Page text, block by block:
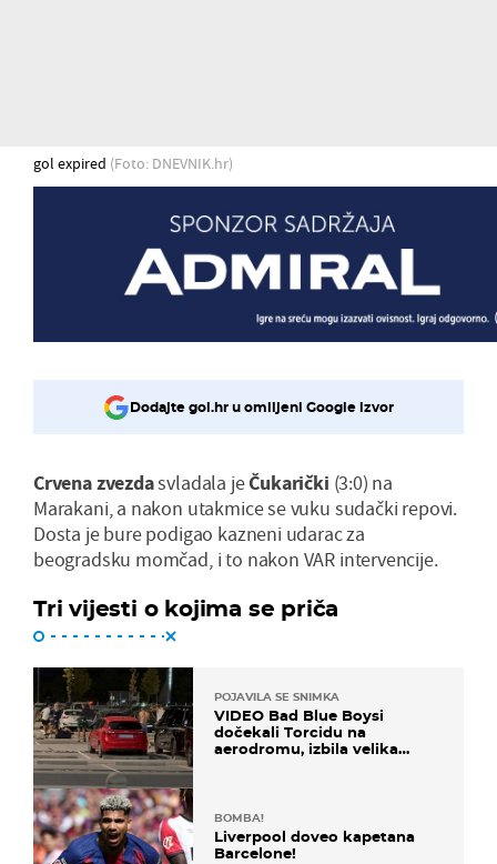
gol expired (Foto: DNEVNIK.hr)
Dodajte gol.hr u omiljeni Google izvor
Crvena zvezdasvladala jeČukarički (3:0) na
Marakani, a nakon utakmice se vuku sudački repovi.
Dosta je bure podigao kazneni udarac za
beogradsku momčad, i to nakon VAR intervencije.
Tri vijesti o kojima se priča
POJAVILA SE SNIMKA
VIDEO Bad Blue Boysi
dočekali Torcidu na
aerodromu, izbila velika
BOMBA!
Liverpool doveo kapetana
Barcelone!